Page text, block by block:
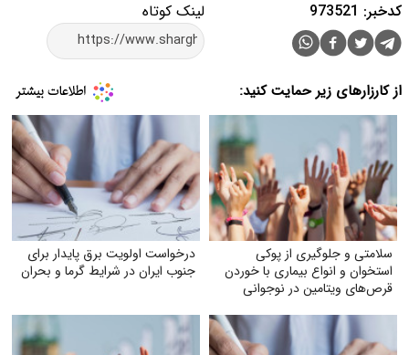
لینک کوتاه کدخبر: 973521
از کارزارهای زیر حمایت کنید:
سلامتی و جلوگیری از پوکی
استخوان و انواع بیماری با خوردن
قرص‌های ویتامین در نوجوانی
درخواست اولویت برق پایدار برای
جنوب ایران در شرایط گرما و بحران